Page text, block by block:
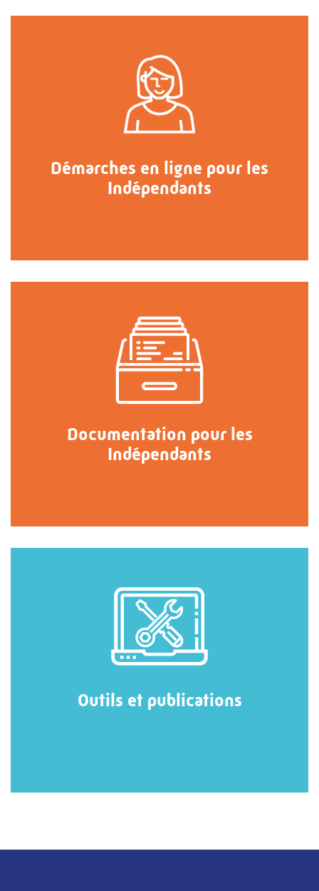
Démarches en ligne pour les
Indépendants
Documentation pour les
Indépendants
Outils et publications